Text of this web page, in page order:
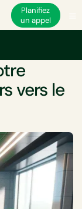
Planifiez
un appel
vers le